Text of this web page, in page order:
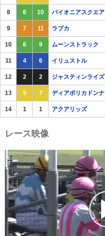
8 6 10 パイオニアスクエア
9 7 11 ラブカ
10 6 9 ムーンストラック
11 4 6 イリュストル
12 2 2 ジャスティンライズ
13 5 7 ディアボリカドンナ
14 1 1 アクアリッズ
レース映像